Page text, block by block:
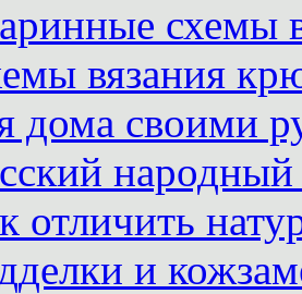
схемы
вязания
дома своими
отличить
и